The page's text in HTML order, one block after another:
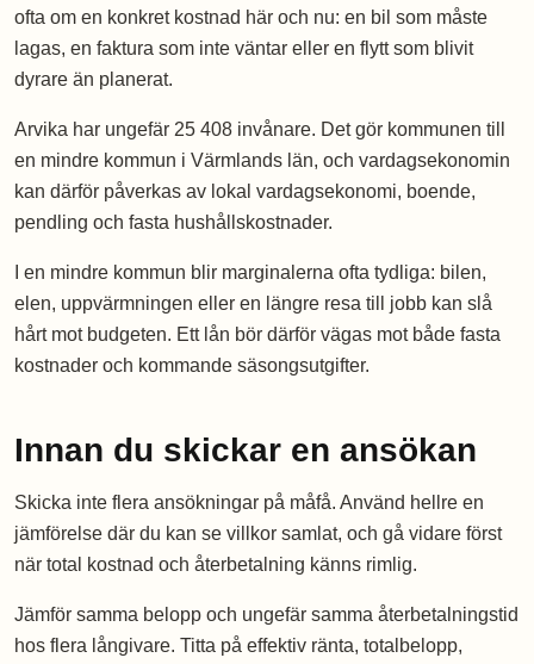
ofta om en konkret kostnad här och nu: en bil som måste
lagas, en faktura som inte väntar eller en flytt som blivit
dyrare än planerat.
Arvika har ungefär 25 408 invånare. Det gör kommunen till
en mindre kommun i Värmlands län, och vardagsekonomin
kan därför påverkas av lokal vardagsekonomi, boende,
pendling och fasta hushållskostnader.
I en mindre kommun blir marginalerna ofta tydliga: bilen,
elen, uppvärmningen eller en längre resa till jobb kan slå
hårt mot budgeten. Ett lån bör därför vägas mot både fasta
kostnader och kommande säsongsutgifter.
Innan du skickar en ansökan
Skicka inte flera ansökningar på måfå. Använd hellre en
jämförelse där du kan se villkor samlat, och gå vidare först
när total kostnad och återbetalning känns rimlig.
Jämför samma belopp och ungefär samma återbetalningstid
hos flera långivare. Titta på effektiv ränta, totalbelopp,